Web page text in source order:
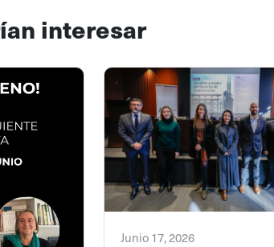
interesar
Junio 17, 2026